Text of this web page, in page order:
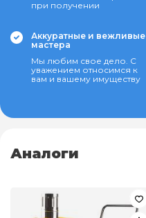
при получении
Аккуратные и вежливые
мастера
Мы любим свое дело. С
уважением относимся к
вам и вашему имуществу
Аналоги